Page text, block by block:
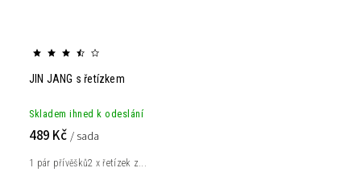
JIN JANG s řetízkem
Skladem ihned k odeslání
489 Kč / sada
1 pár přívěšků2 x řetízek z...